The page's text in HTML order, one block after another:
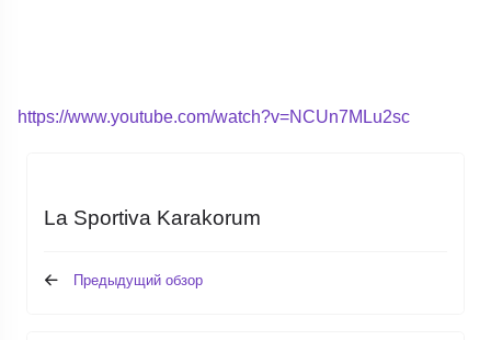
https://www.youtube.com/watch?v=NCUn7MLu2sc
La Sportiva Karakorum
Предыдущий обзор